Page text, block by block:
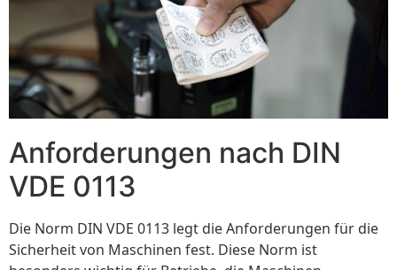
Anforderungen nach DIN
VDE 0113
Die Norm DIN VDE 0113 legt die Anforderungen für die
Sicherheit von Maschinen fest. Diese Norm ist